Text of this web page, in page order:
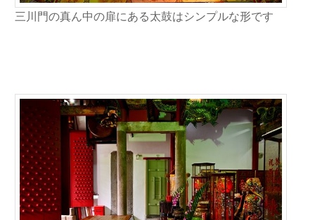
三川門の真ん中の扉にある太鼓はシンプルな形です